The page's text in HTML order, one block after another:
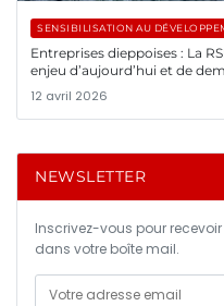
SENSIBILISATION AU
Entreprises dieppoises : La
enjeu d’aujourd’hui et de
12 avril 2026
NEWSLETTER
Inscrivez-vous pour
dans votre boîte mail.